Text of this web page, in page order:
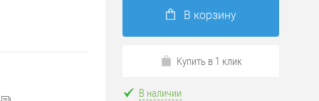
В корзину
Купить в 1 клик
В наличии